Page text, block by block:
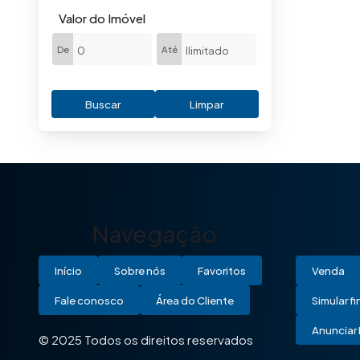
(1)
Jardim da Balsa II (1)
Valor do Imóvel
De Até
Buscar Limpar
Navegação
Início Sobre nós Favoritos
Fale conosco Área do Cliente
© 2025 Todos os direitos reservados
Venda
Simular
Anunciar